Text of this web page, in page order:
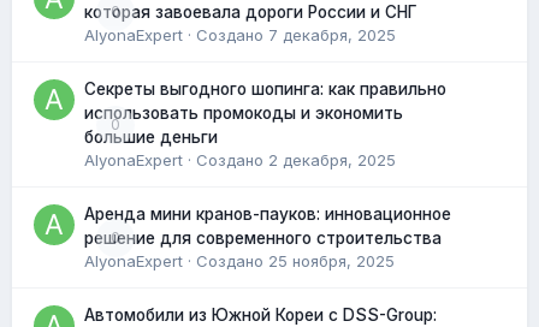
0
которая завоевала дороги России и СНГ
AlyonaExpert · Создано 7 декабря, 2025
0
Секреты выгодного шопинга: как правильно
использовать промокоды и экономить
большие деньги
AlyonaExpert · Создано 2 декабря, 2025
0
Аренда мини кранов-пауков: инновационное
решение для современного строительства
AlyonaExpert · Создано 25 ноября, 2025
Автомобили из Южной Кореи с DSS-Group: